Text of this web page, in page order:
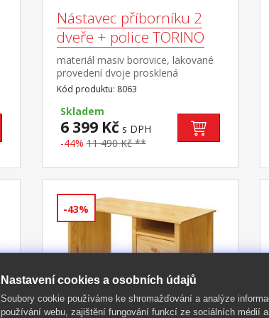
Nástavec příborníku 2
dveře + police TORINO
materiál masiv borovice, lakované
provedení dvoje prosklená
dvířka doplněk příborníku TORINO
8062
Kód produktu: 8063
Skladem
6 399 Kč s DPH
-44% 11 490 Kč **
-43%
Nastavení cookies a osobních údajů
Soubory cookie používáme ke shromažďování a analýze
používání webu, zajištění fungování funkcí ze sociálních médií